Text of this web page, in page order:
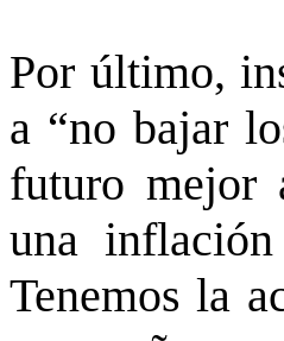
Por último,
a “no bajar
futuro mejor
una
Tenemos la